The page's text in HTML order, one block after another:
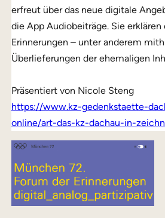
erfreut über das neue digitale
die App Audiobeiträge. Sie
Erinnerungen – unter anderem
Überlieferungen der ehemaligen
Präsentiert von Nicole Steng
https://www.kz-gedenkstaette-
online/art-das-kz-dachau-in-